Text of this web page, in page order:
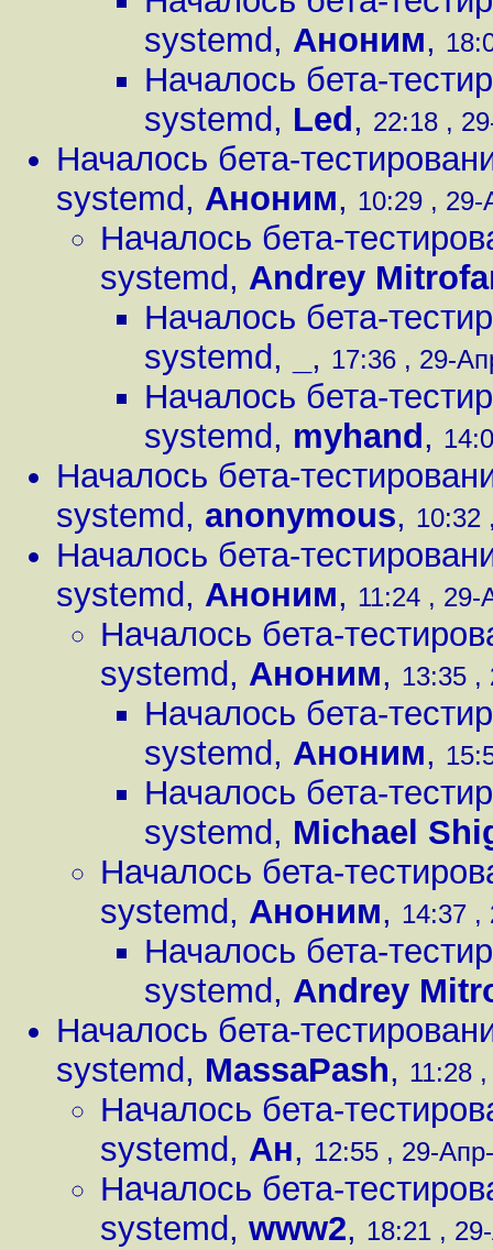
systemd, Аноним,
Началось бета-
systemd, Led , 22:18 ,
Началось бета-
systemd, Аноним, 10:29 , 29-
Началось бета-
systemd, Andrey
Началось бета-
systemd, , 17:36 , 29-
Началось бета-
systemd, myhand ,
Началось бета-
systemd, anonymous, 10:32
Началось бета-
systemd, Аноним, 11:24 , 29-
Началось бета-
systemd, Аноним, 13:35 ,
Началось бета-
systemd, Аноним,
Началось бета-
systemd, Michael
Началось бета-
systemd, Аноним, 14:37 ,
Началось бета-
systemd, Andrey
Началось бета-
systemd, MassaPash, 11:28
Началось бета-
systemd, Ан, 12:55 , 29-
Началось бета-
systemd, www2, 18:21 ,